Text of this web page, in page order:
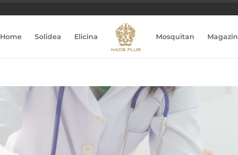
Home Solidea Elicina Mosquitan Magazin